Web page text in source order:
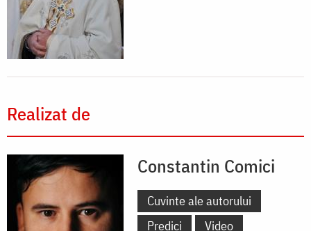
Realizat de
Constantin Comici
Cuvinte ale autorului
Predici
Video